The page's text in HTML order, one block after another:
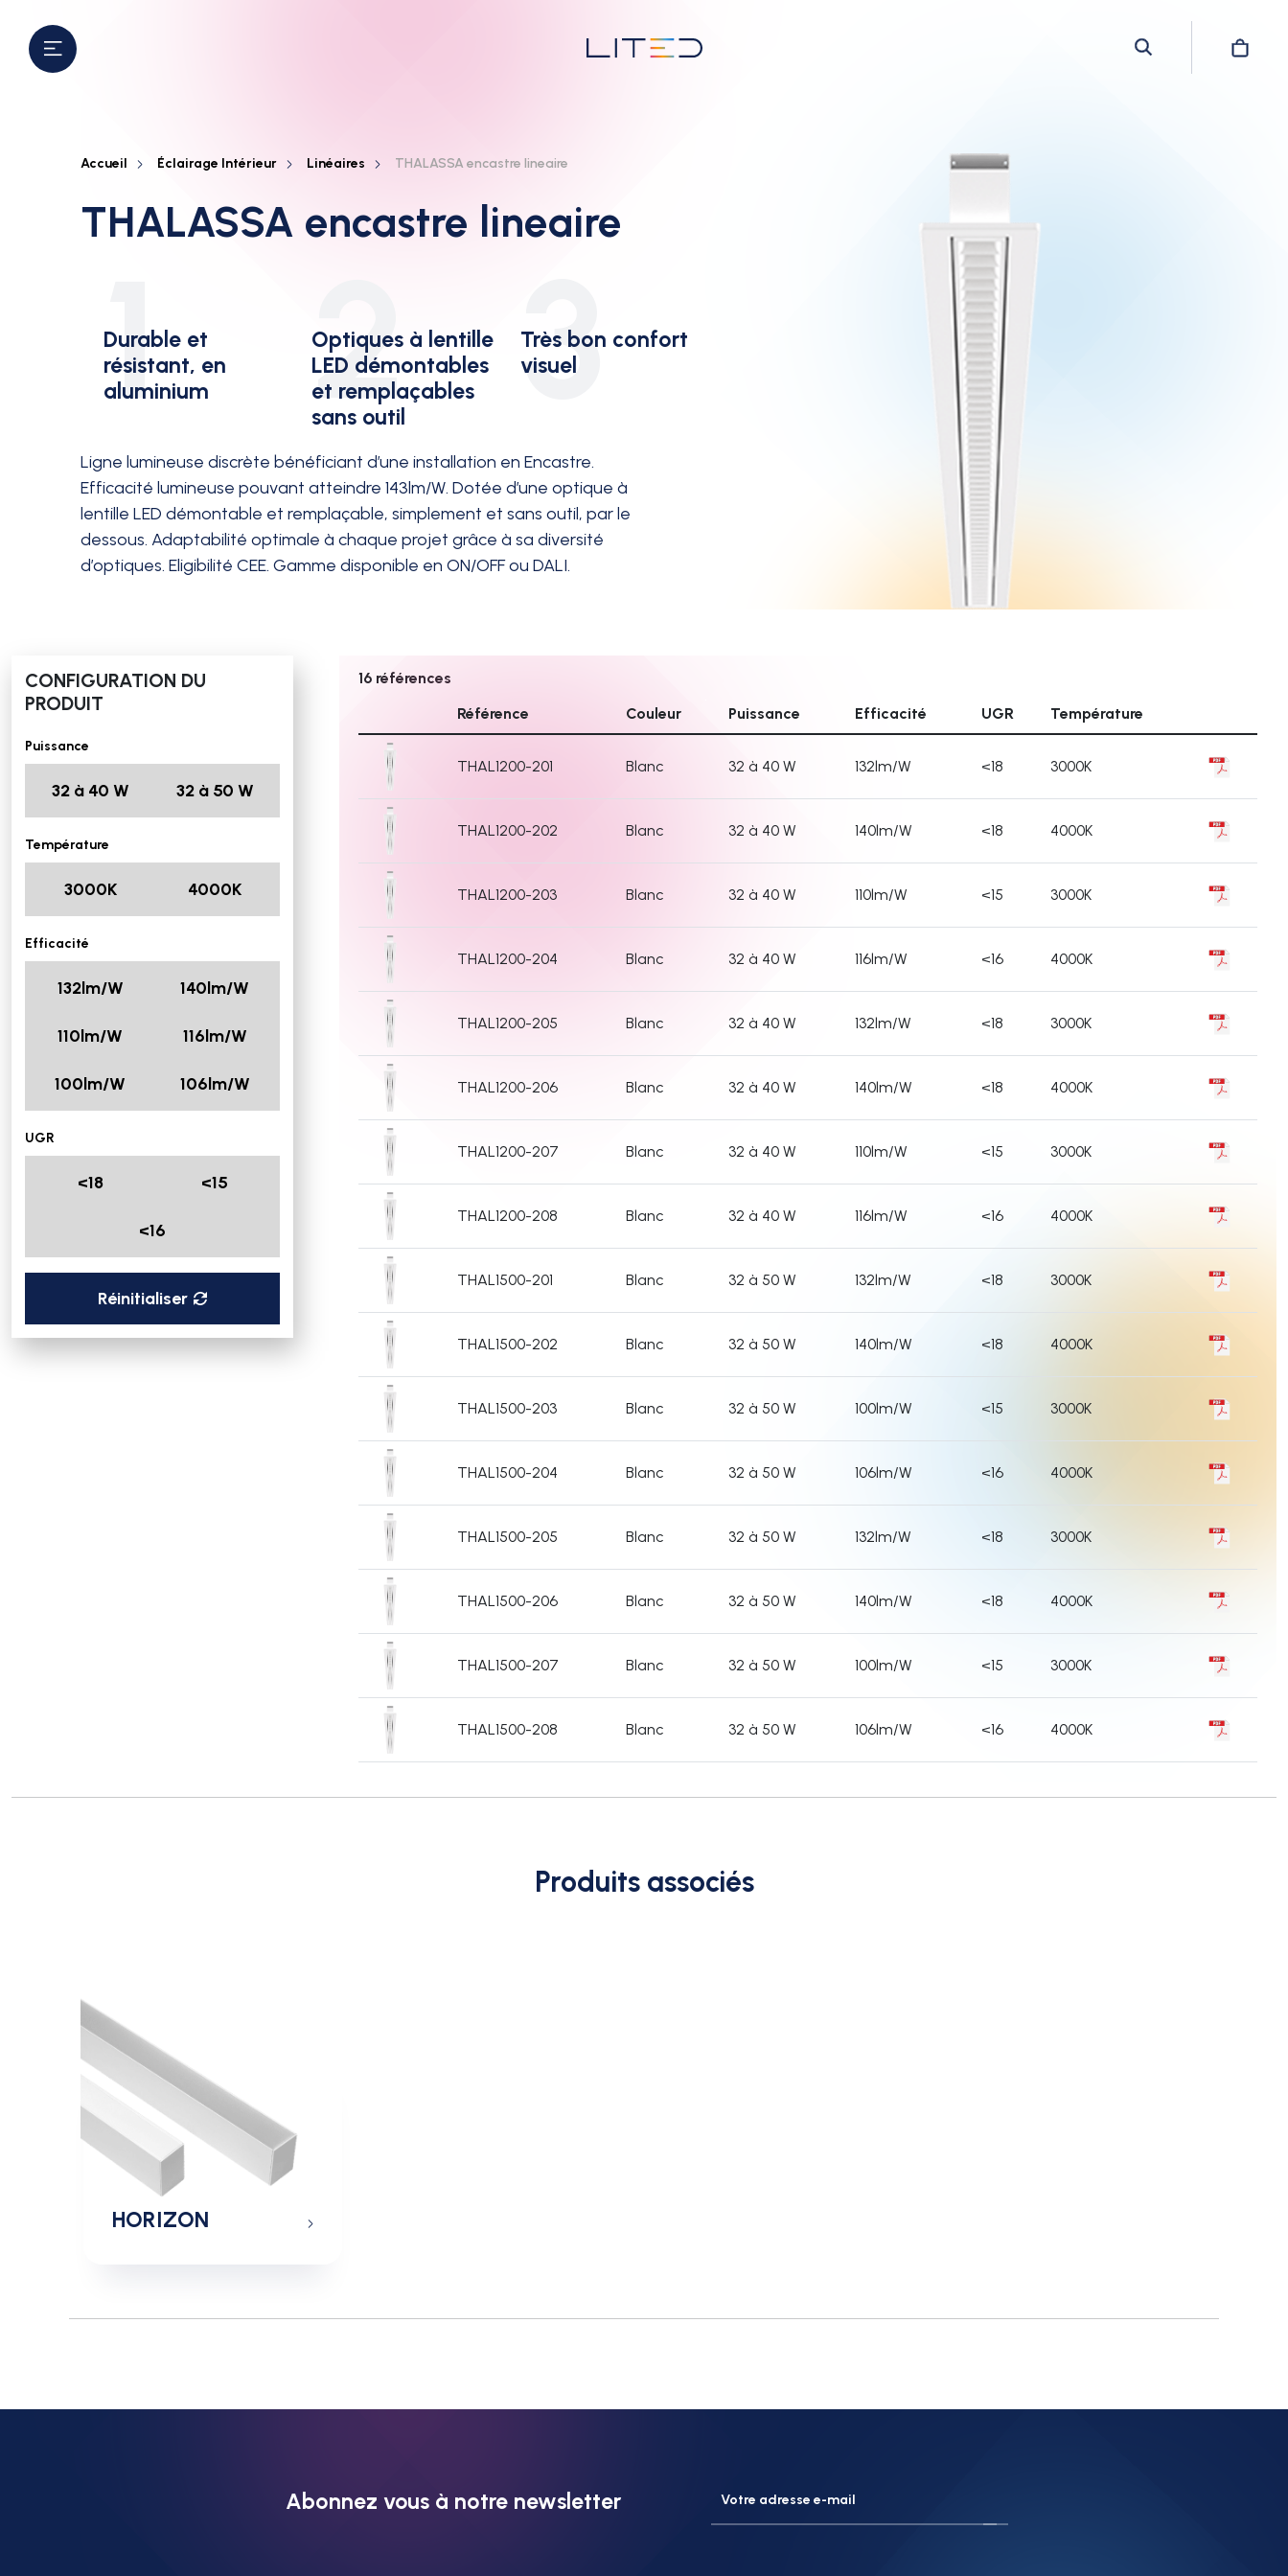
Accueil Éclairage Intérieur Linéaires THALASSA encastre lineaire
THALASSA encastre lineaire
1
Durable et
résistant, en
aluminium
2
Optiques à lentille
LED démontables
et remplaçables
sans outil
3
Très bon confort
visuel
Ligne lumineuse discrète bénéficiant d’une installation en Encastre.
Efficacité lumineuse pouvant atteindre 143lm/W. Dotée d’une optique à
lentille LED démontable et remplaçable, simplement et sans outil, par le
dessous. Adaptabilité optimale à chaque projet grâce à sa diversité
d’optiques. Eligibilité CEE. Gamme disponible en ON/OFF ou DALI.
CONFIGURATION DU
PRODUIT
Puissance
32 à 40 W 32 à 50 W
Température
3000K 4000K
Efficacité
132lm/W 140lm/W
110lm/W 116lm/W
100lm/W 106lm/W
UGR
<18 <15
<16
Réinitialiser
16 références
Référence
Couleur Puissance Efficacité UGR Température
THAL1200-201 Blanc 32 à 40 W 132lm/W <18 3000K
THAL1200-202 Blanc 32 à 40 W 140lm/W <18 4000K
THAL1200-203 Blanc 32 à 40 W 110lm/W <15 3000K
THAL1200-204 Blanc 32 à 40 W 116lm/W <16 4000K
THAL1200-205 Blanc 32 à 40 W 132lm/W <18 3000K
THAL1200-206 Blanc 32 à 40 W 140lm/W <18 4000K
THAL1200-207 Blanc 32 à 40 W 110lm/W <15 3000K
THAL1200-208 Blanc 32 à 40 W 116lm/W <16 4000K
THAL1500-201 Blanc 32 à 50 W 132lm/W <18 3000K
THAL1500-202 Blanc 32 à 50 W 140lm/W <18 4000K
THAL1500-203 Blanc 32 à 50 W 100lm/W <15 3000K
THAL1500-204 Blanc 32 à 50 W 106lm/W <16 4000K
THAL1500-205 Blanc 32 à 50 W 132lm/W <18 3000K
THAL1500-206 Blanc 32 à 50 W 140lm/W <18 4000K
THAL1500-207 Blanc 32 à 50 W 100lm/W <15 3000K
THAL1500-208 Blanc 32 à 50 W 106lm/W <16 4000K
Produits associés
HORIZON
Abonnez vous à notre newsletter